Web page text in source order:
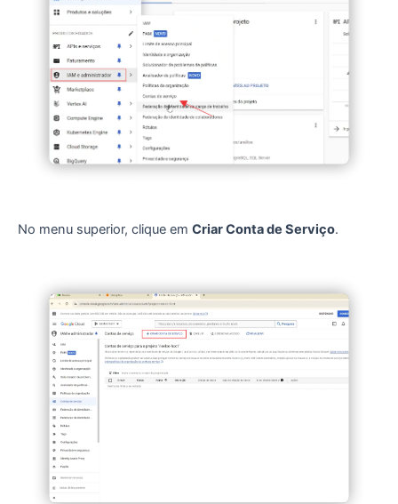
No menu superior, clique em Criar Conta de Serviço.